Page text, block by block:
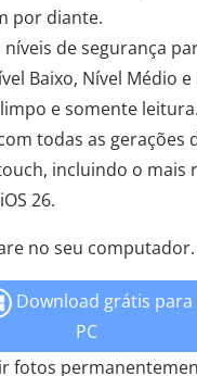
por diante.
de segurança
Baixo, Nível Médio e
e somente leitura.
todas as gerações
incluindo o mais
26.
no seu computador.
Download grátis para
PC
fotos